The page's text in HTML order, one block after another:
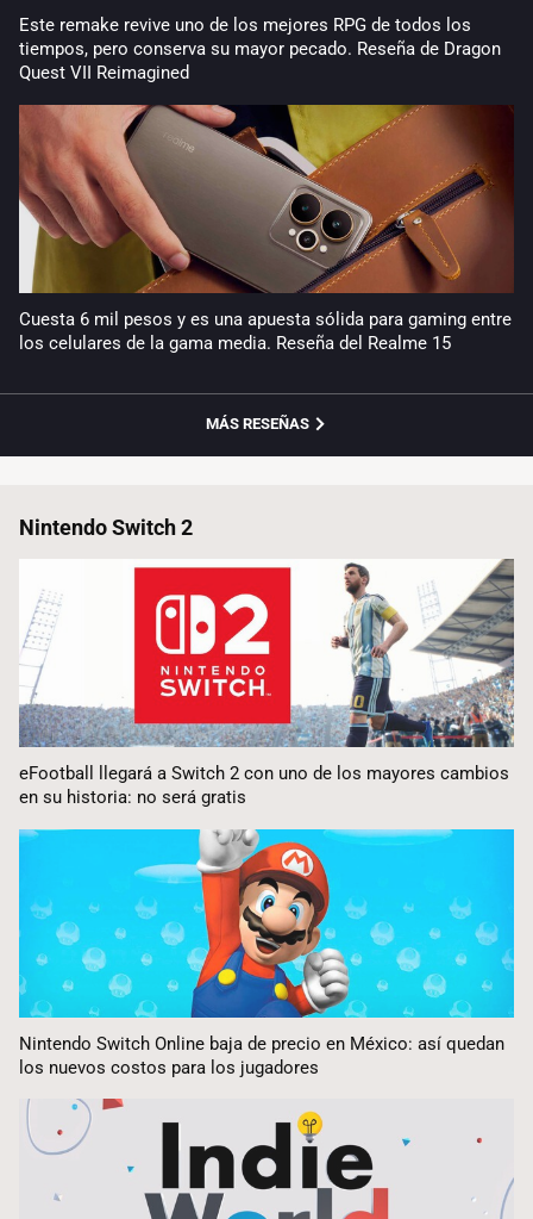
Este remake revive uno de los mejores RPG de todos los
tiempos, pero conserva su mayor pecado. Reseña de Dragon
Quest VII Reimagined
Cuesta 6 mil pesos y es una apuesta sólida para gaming entre
los celulares de la gama media. Reseña del Realme 15
MÁS RESEÑAS
Nintendo Switch 2
eFootball llegará a Switch 2 con uno de los mayores cambios
en su historia: no será gratis
Nintendo Switch Online baja de precio en México: así quedan
los nuevos costos para los jugadores